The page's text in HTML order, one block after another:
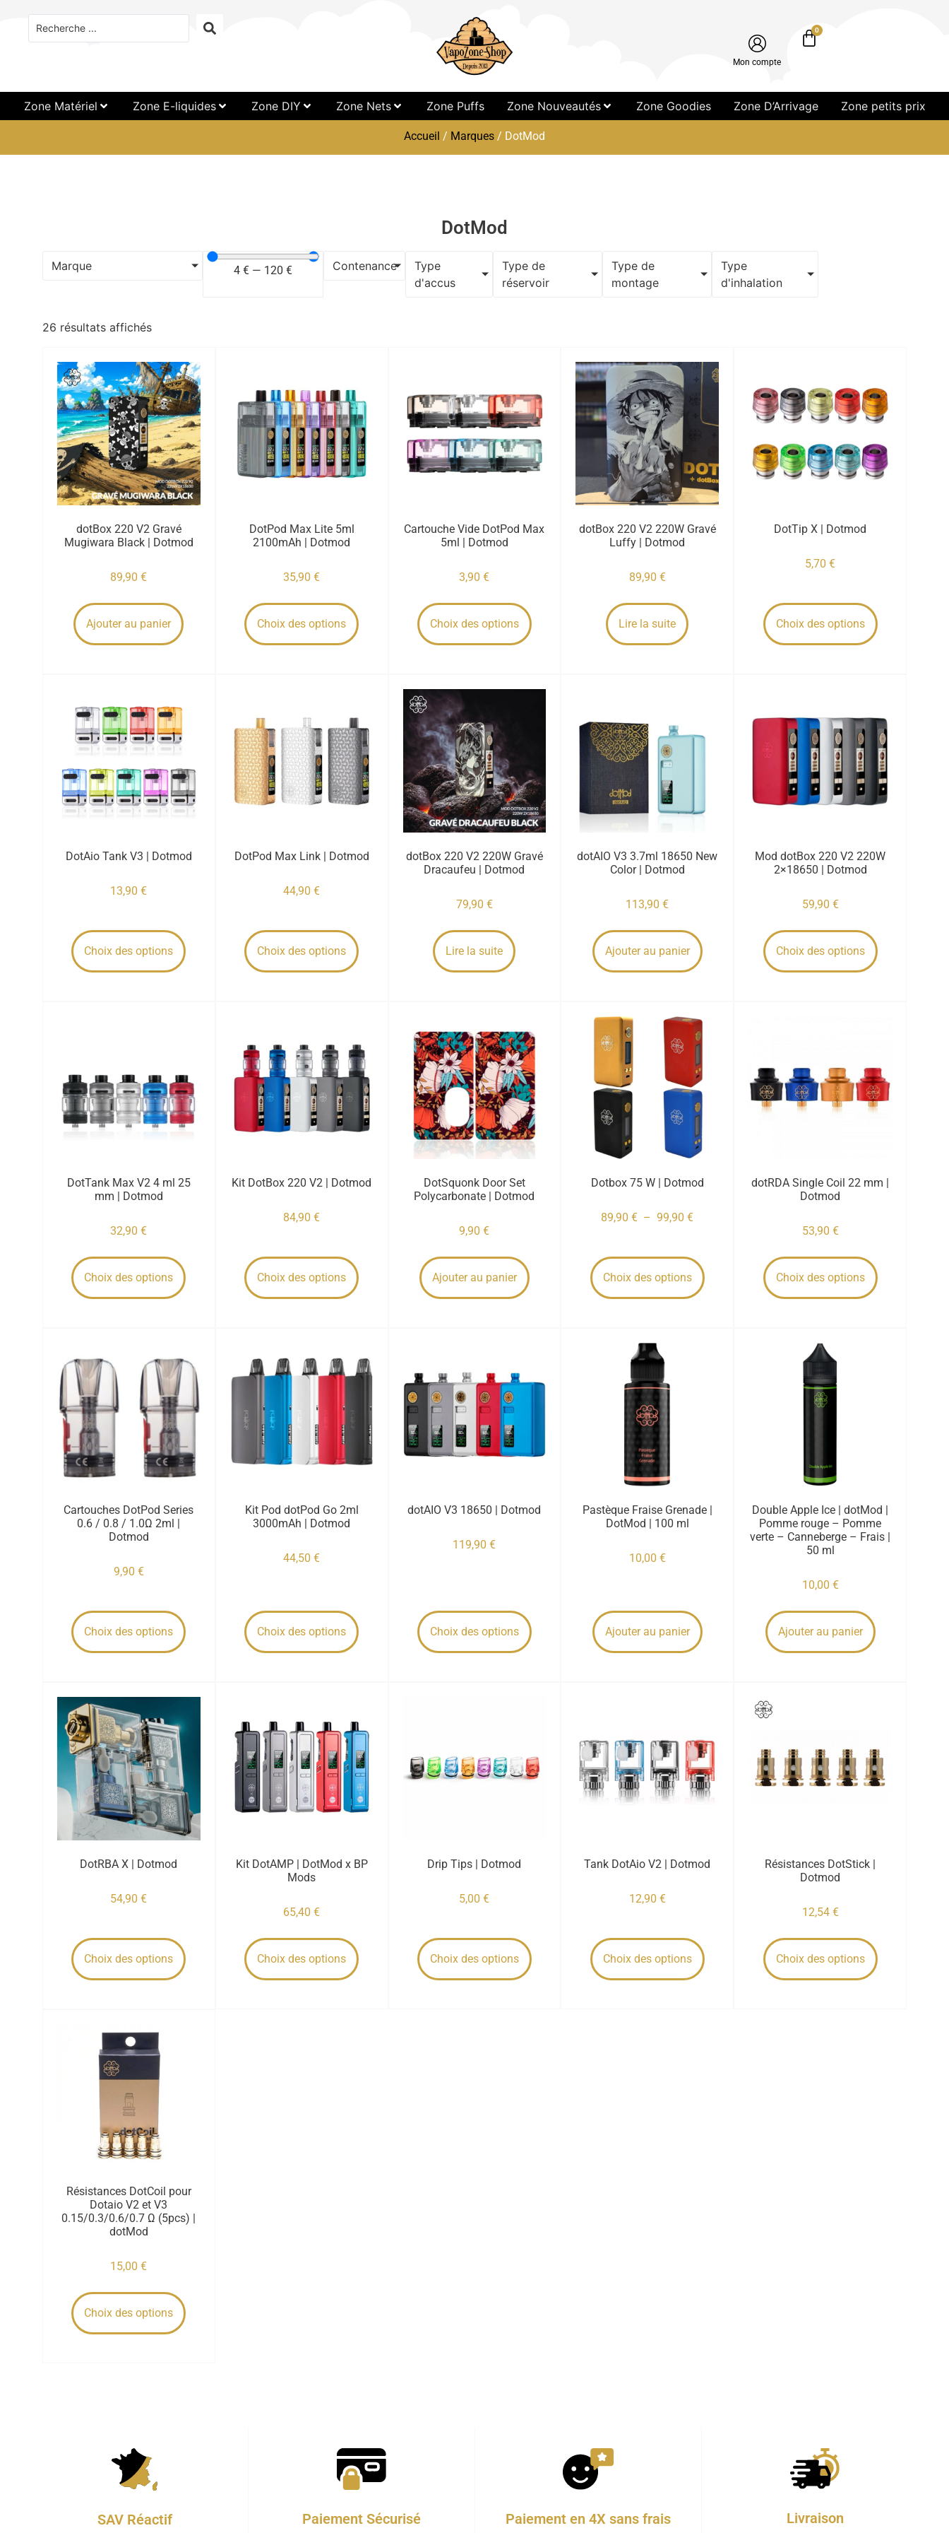
Mon compte
0
Zone Matériel Zone E-liquides Zone DIY Zone Nets Zone Puffs Zone Nouveautés Zone Goodies Zone D’Arrivage Zone petits prix
Accueil / Marques / DotMod
DotMod
Marque 4 €— 120 € Contenance
Type
d'accus
Type de
réservoir
Type de
montage
Type
d'inhalation
26 résultats affichés
dotBox 220 V2 Gravé
Mugiwara Black | Dotmod
89,90€
Ajouter au panier
DotPod Max Lite 5ml
2100mAh | Dotmod
35,90€
Choix des options
Cartouche Vide DotPod Max
5ml | Dotmod
3,90€
Choix des options
dotBox 220 V2 220W Gravé
Luffy | Dotmod
89,90 €
Lire la suite
DotTip X | Dotmod
5,70€
Choix des options
DotAio Tank V3 | Dotmod
13,90€
Choix des options
DotPod Max Link | Dotmod
44,90€
Choix des options
dotBox 220 V2 220W Gravé
Dracaufeu | Dotmod
79,90 €
Lire la suite
dotAIO V3 3.7ml 18650 New
Color | Dotmod
113,90€
Ajouter au panier
Mod dotBox 220 V2 220W
2×18650 | Dotmod
59,90 €
Choix des options
DotTank Max V2 4 ml 25
mm | Dotmod
32,90€
Choix des options
Kit DotBox 220 V2 | Dotmod
84,90€
Choix des options
DotSquonk Door Set
Polycarbonate | Dotmod
9,90€
Ajouter au panier
Dotbox 75 W | Dotmod
89,90€ – 99,90€
Choix des options
dotRDA Single Coil 22 mm |
Dotmod
53,90 €
Choix des options
Cartouches DotPod Series
0.6 / 0.8 / 1.0Ω 2ml |
Dotmod
9,90 €
Choix des options
Kit Pod dotPod Go 2ml
3000mAh | Dotmod
44,50€
Choix des options
dotAIO V3 18650 | Dotmod
119,90€
Choix des options
Pastèque Fraise Grenade |
DotMod | 100 ml
10,00 €
Ajouter au panier
Double Apple Ice | dotMod |
Pomme rouge – Pomme
verte – Canneberge – Frais |
50 ml
10,00 €
Ajouter au panier
DotRBA X | Dotmod
54,90€
Choix des options
Kit DotAMP | DotMod x BP
Mods
65,40€
Choix des options
Drip Tips | Dotmod
5,00€
Choix des options
Tank DotAio V2 | Dotmod
12,90 €
Choix des options
Résistances DotStick |
Dotmod
12,54 €
Choix des options
Résistances DotCoil pour
Dotaio V2 et V3
0.15/0.3/0.6/0.7 Ω (5pcs) |
dotMod
15,00€
Choix des options
SAV Réactif Paiement Sécurisé Paiement en 4X sans frais Livraison